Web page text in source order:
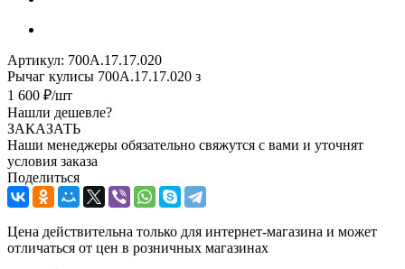
Артикул: 700А.17.17.020
Рычаг кулисы 700А.17.17.020 з
1 600 ₽/шт
Нашли дешевле?
ЗАКАЗАТЬ
Наши менеджеры обязательно свяжутся с вами и уточнят
условия заказа
Поделиться
Цена действительна только для интернет-магазина и может
отличаться от цен в розничных магазинах